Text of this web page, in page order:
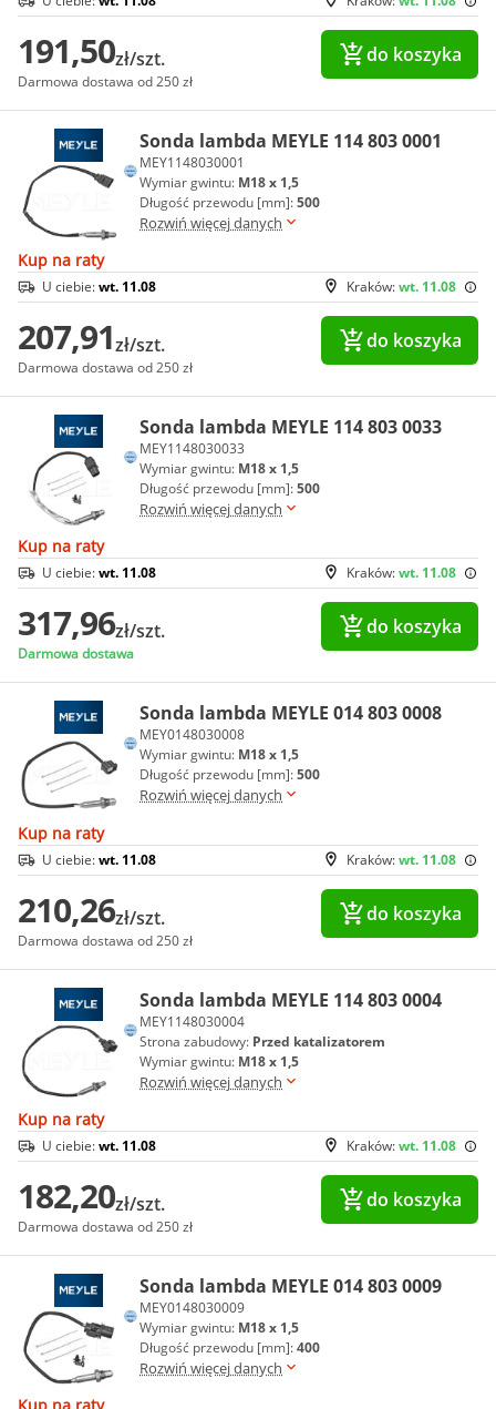
191,50zł/szt.
Darmowa dostawa od 250 zł
do koszyka
Sonda lambda MEYLE 114 803 0001
MEY1148030001
Wymiar gwintu: M18 x 1,5
Długość przewodu [mm]:500
Rozwiń więcej danych
Kup na raty
Kraków:wt. 11.08
U ciebie:wt. 11.08
207,91zł/szt.
Darmowa dostawa od 250 zł
do koszyka
Sonda lambda MEYLE 114 803 0033
MEY1148030033
Wymiar gwintu: M18 x 1,5
Długość przewodu [mm]:500
Rozwiń więcej danych
Kup na raty
Kraków:wt. 11.08
U ciebie:wt. 11.08
317,96zł/szt.
Darmowa dostawa
do koszyka
Sonda lambda MEYLE 014 803 0008
MEY0148030008
Wymiar gwintu: M18 x 1,5
Długość przewodu [mm]:500
Rozwiń więcej danych
Kup na raty
Kraków:wt. 11.08
U ciebie:wt. 11.08
210,26zł/szt.
Darmowa dostawa od 250 zł
do koszyka
Sonda lambda MEYLE 114 803 0004
MEY1148030004
Strona zabudowy: Przed katalizatorem
Wymiar gwintu: M18 x 1,5
Rozwiń więcej danych
Kup na raty
Kraków:wt. 11.08
U ciebie:wt. 11.08
182,20zł/szt.
Darmowa dostawa od 250 zł
do koszyka
Sonda lambda MEYLE 014 803 0009
MEY0148030009
Wymiar gwintu: M18 x 1,5
Długość przewodu [mm]:400
Rozwiń więcej danych